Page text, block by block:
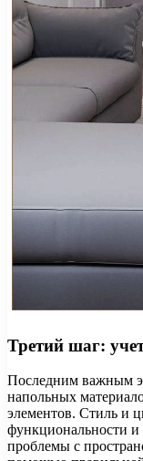
Третий шаг:
Последним важным
напольных
элементов. Стиль и
функциональности и
проблемы с